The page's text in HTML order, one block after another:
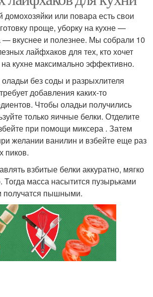
или повара есть свои
проще, уборку на кухне —
вкуснее и полезнее. Мы собрали 10
лайфхаков для тех, кто хочет
кухне максимально эффективно.
без соды и разрыхлителя
добавления каких-то
Чтобы оладьи получились
только яичные белки. Отделите
при помощи миксера . Затем
желании ванилин и взбейте еще раз
пиков.
взбитые белки аккуратно, мягко
масса насытится пузырьками
получатся пышными.